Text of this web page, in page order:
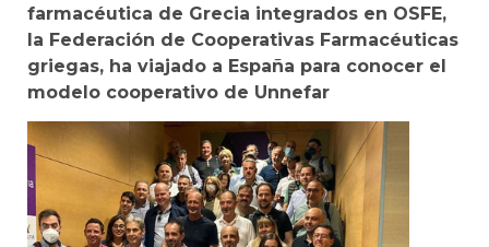
farmacéutica de Grecia integrados en OSFE,
la Federación de Cooperativas Farmacéuticas
griegas, ha viajado a España para conocer el
modelo cooperativo de Unnefar